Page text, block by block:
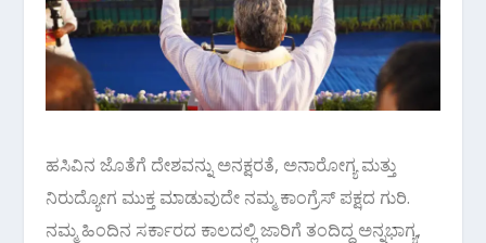
ಹಸಿವಿನ ಜೊತೆಗೆ ದೇಶವನ್ನು ಅನಕ್ಷರತೆ, ಅನಾರೋಗ್ಯ ಮತ್ತು
ನಿರುದ್ಯೋಗ ಮುಕ್ತ ಮಾಡುವುದೇ ನಮ್ಮ ಕಾಂಗ್ರೆಸ್ ಪಕ್ಷದ ಗುರಿ.
ನಮ್ಮ ಹಿಂದಿನ ಸರ್ಕಾರದ ಕಾಲದಲ್ಲಿ ಜಾರಿಗೆ ತಂದಿದ್ದ ಅನ್ನಭಾಗ್ಯ,